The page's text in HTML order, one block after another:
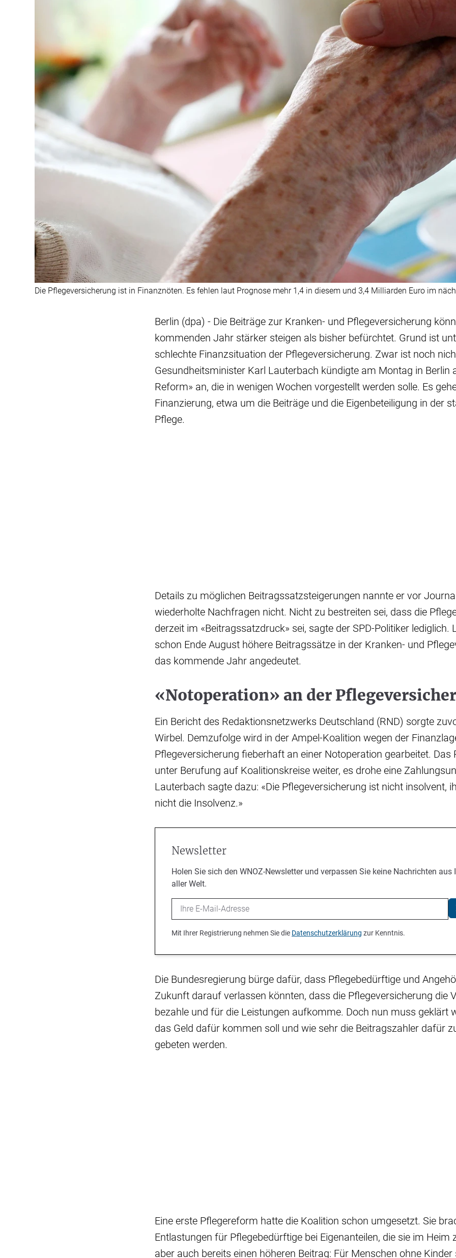
Die Pflegeversicherung ist in Finanznöten. Es fehlen laut Prognose mehr 1,4 in diesem und 3,4 Milliarden Euro im
Berlin (dpa) - Die Beiträge zur Kranken- und Pflegeversicherung
kommenden Jahr stärker steigen als bisher befürchtet. Grund ist
schlechte Finanzsituation der Pflegeversicherung. Zwar ist noch
Gesundheitsminister Karl Lauterbach kündigte am Montag in Berlin
Reform» an, die in wenigen Wochen vorgestellt werden solle. Es
Finanzierung, etwa um die Beiträge und die Eigenbeteiligung in der
Pflege.
Details zu möglichen Beitragssatzsteigerungen nannte er vor
wiederholte Nachfragen nicht. Nicht zu bestreiten sei, dass die
derzeit im «Beitragssatzdruck» sei, sagte der SPD-Politiker lediglich.
schon Ende August höhere Beitragssätze in der Kranken- und
das kommende Jahr angedeutet.
«Notoperation» an der
Ein Bericht des Redaktionsnetzwerks Deutschland (RND) sorgte
Wirbel. Demzufolge wird in der Ampel-Koalition wegen der
Pflegeversicherung fieberhaft an einer Notoperation gearbeitet. Das
unter Berufung auf Koalitionskreise weiter, es drohe eine
Lauterbach sagte dazu: «Die Pflegeversicherung ist nicht insolvent,
nicht die Insolvenz.»
Newsletter
Holen Sie sich den WNOZ-Newsletter und verpassen Sie keine Nachrichten aus
aller Welt.
Email
Mit Ihrer Registrierung nehmen Sie die Datenschutzerklärung zur Kenntnis.
Die Bundesregierung bürge dafür, dass Pflegebedürftige und
Zukunft darauf verlassen könnten, dass die Pflegeversicherung die
bezahle und für die Leistungen aufkomme. Doch nun muss geklärt
das Geld dafür kommen soll und wie sehr die Beitragszahler dafür
gebeten werden.
Eine erste Pflegereform hatte die Koalition schon umgesetzt. Sie
Entlastungen für Pflegebedürftige bei Eigenanteilen, die sie im Heim
aber auch bereits einen höheren Beitrag: Für Menschen ohne